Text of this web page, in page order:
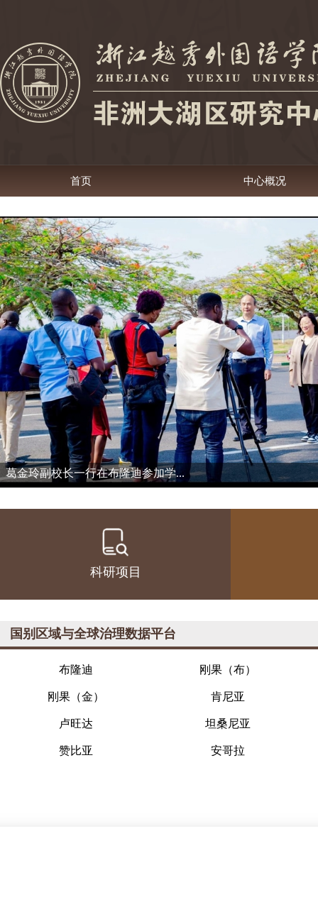
首页 中心概况
葛金玲副校长一行在布隆迪参加学...
科研项目
国别区域与全球治理数据平台
布隆迪 刚果（布）
刚果（金） 肯尼亚
卢旺达 坦桑尼亚
赞比亚 安哥拉